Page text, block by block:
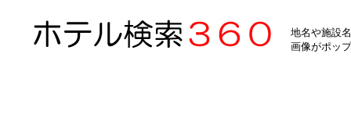
地名や施設
画像がポッ